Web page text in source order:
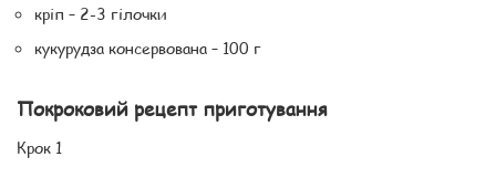
кріп – 2-3 гілочки
кукурудза консервована – 100 г
Покроковий рецепт приготування
Крок 1